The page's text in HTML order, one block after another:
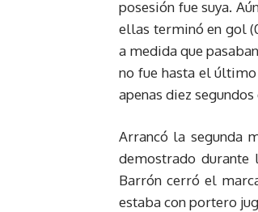
posesión fue suya.
ellas terminó en gol
a medida que
no fue hasta el
apenas diez
Arrancó la segunda
demostrado durante
Barrón cerró el
estaba con portero